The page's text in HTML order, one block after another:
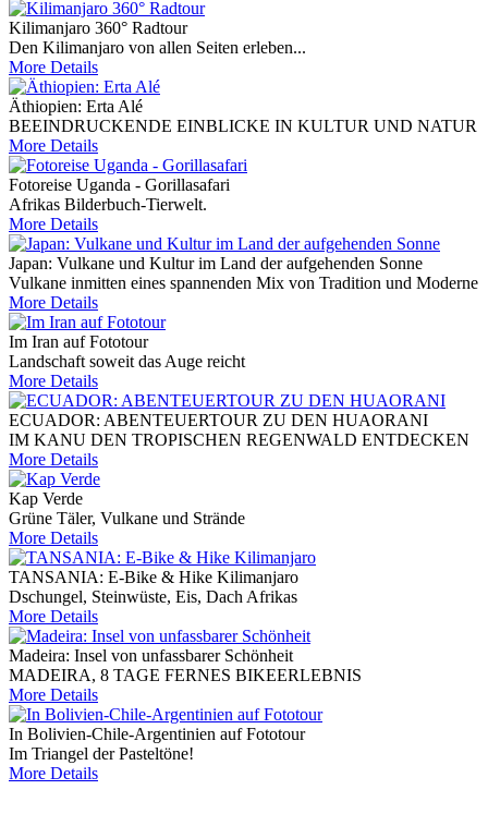
Kilimanjaro 360° Radtour
Den Kilimanjaro von allen Seiten erleben...
More Details
Äthiopien: Erta Alé
BEEINDRUCKENDE EINBLICKE IN KULTUR UND NATUR
More Details
Fotoreise Uganda - Gorillasafari
Afrikas Bilderbuch-Tierwelt.
More Details
Japan: Vulkane und Kultur im Land der aufgehenden Sonne
Vulkane inmitten eines spannenden Mix von Tradition und Moderne
More Details
Im Iran auf Fototour
Landschaft soweit das Auge reicht
More Details
ECUADOR: ABENTEUERTOUR ZU DEN HUAORANI
IM KANU DEN TROPISCHEN REGENWALD ENTDECKEN
More Details
Kap Verde
Grüne Täler, Vulkane und Strände
More Details
TANSANIA: E-Bike & Hike Kilimanjaro
Dschungel, Steinwüste, Eis, Dach Afrikas
More Details
Madeira: Insel von unfassbarer Schönheit
MADEIRA, 8 TAGE FERNES BIKEERLEBNIS
More Details
In Bolivien-Chile-Argentinien auf Fototour
Im Triangel der Pasteltöne!
More Details